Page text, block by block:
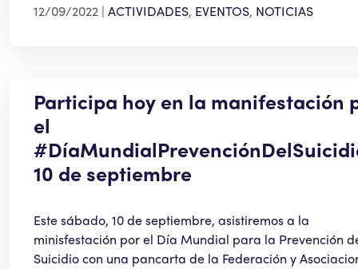
12/09/2022 ACTIVIDADES, EVENTOS, NOTICIAS
Participa hoy en la manifestación
el
10 de septiembre
Este sábado, 10 de septiembre, asistiremos a la
minisfestación por el Día Mundial para la Prevención
Suicidio con una pancarta de la Federación y